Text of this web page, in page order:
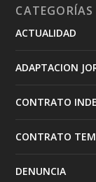
CATEGORÍAS
ACTUALIDAD
ADAPTACION
CONTRATO
CONTRATO
DENUNCIA